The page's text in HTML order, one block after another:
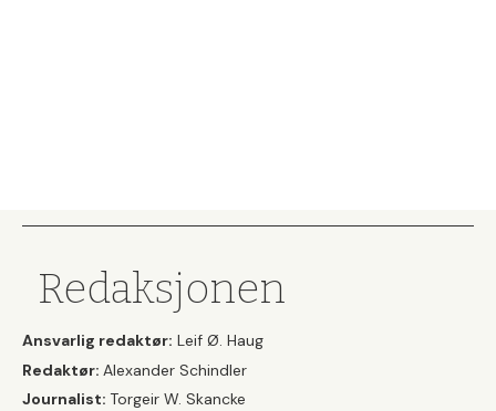
Redaksjonen
Ansvarlig redaktør: Leif Ø. Haug
Redaktør: Alexander Schindler
Journalist: Torgeir W. Skancke